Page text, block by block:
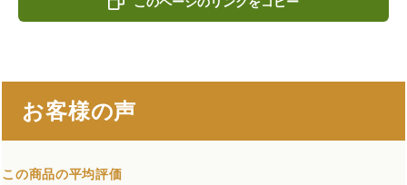
お客様の声